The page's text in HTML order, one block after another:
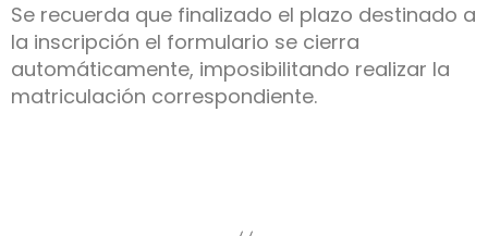
Se recuerda que finalizado el plazo destinado a
la inscripción el formulario se cierra
automáticamente, imposibilitando realizar la
matriculación correspondiente.